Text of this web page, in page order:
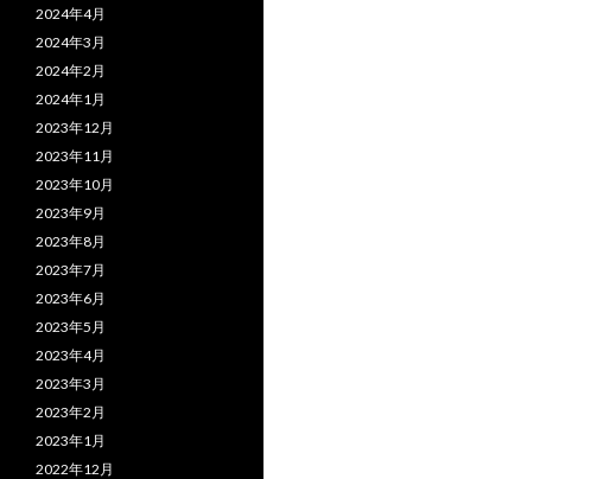
2024年4月
2024年3月
2024年2月
2024年1月
2023年12月
2023年11月
2023年10月
2023年9月
2023年8月
2023年7月
2023年6月
2023年5月
2023年4月
2023年3月
2023年2月
2023年1月
2022年12月